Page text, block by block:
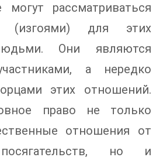
рассматриваться
(изгоями) для этих
Они являются
а нередко
этих отношений.
право не только
отношения от
но и